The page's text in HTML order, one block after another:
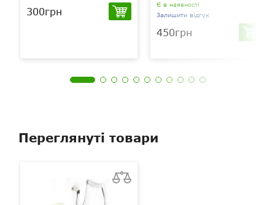
300грн
Є в наявності
Залишити відгук
450грн
Переглянуті товари